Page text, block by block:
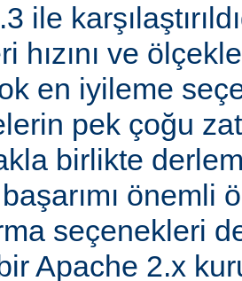
ile
hızını ve
en iyileme
pek çoğu
birlikte
başarımı
seçenekleri
Apache 2.x